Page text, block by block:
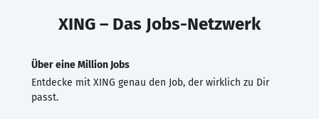
XING – Das Jobs-Netzwerk
Über eine Million Jobs
Entdecke mit XING genau den Job, der wirklich zu Dir
passt.